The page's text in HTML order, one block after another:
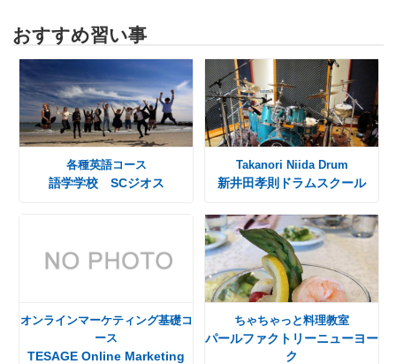
おすすめ習い事
各種英語コース
語学学校 SCジオス
Takanori Niida Drum
新井田孝則ドラムスクール
オンラインマーケティング基礎コ
ース
TESAGE Online Marketing
ちゃちゃっと料理教室
パールファクトリーニューヨー
ク